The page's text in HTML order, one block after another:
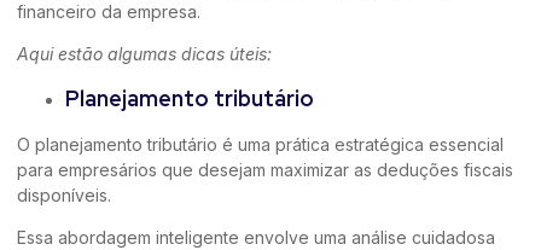
financeiro da empresa.
Aqui estão algumas dicas úteis:
Planejamento tributário
O planejamento tributário é uma prática estratégica essencial
para empresários que desejam maximizar as deduções fiscais
disponíveis.
Essa abordagem inteligente envolve uma análise cuidadosa